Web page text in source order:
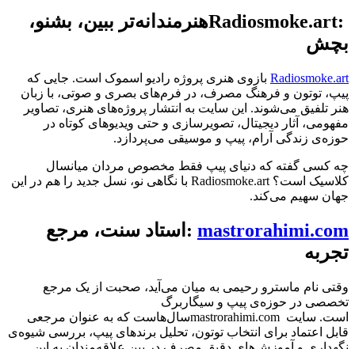
Radiosmoke.art:هنرمندانه‌تر ببین، بشنو،
بچش
Radiosmoke.art بازوی هنری پروژه رادیو اسموک است. جایی که
پیپ، توتون و فرهنگ مصرف، در فرم‌های بصری و صوتی، با زبان
هنر تلفیق می‌شوند. این سایت به انتشار پروژه‌های هنری، تصاویر
مفهومی، آثار دیجیتال، تصویرسازی و حتی ویدیوهای کوتاه در
حوزه‌ی زندگی آرام، پیپ و موسیقی می‌پردازد.
چه کسی گفته که دنیای پیپ فقط مخصوص مردان میانسال
کلاسیک است؟ Radiosmoke.art با نگاهی نو، نسل جدید را هم در این
جهان سهیم می‌کند.
mastrorahimi.com
: استاد سنت، مرجع
تجربه
وقتی نام ماسترو رحیمی به میان می‌آید، صحبت از یک مرجع
تخصصی در حوزه‌ی پیپ و سیگاربرگ
است. سایت mastrorahimi.comسال‌هاست که به عنوان مرجعی
قابل اعتماد برای انتخاب توتون، تحلیل برندهای پیپ، بررسی شیوه‌ی